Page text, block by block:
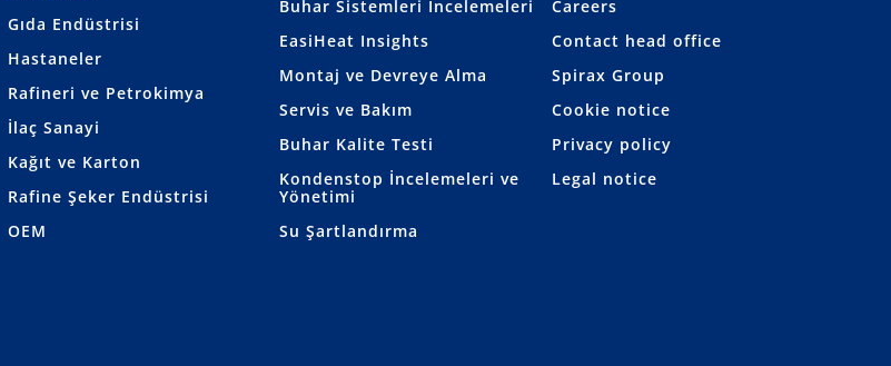
Gıda Endüstrisi
Hastaneler
Rafineri ve Petrokimya
İlaç Sanayi
Kağıt ve Karton
Rafine Şeker Endüstrisi
OEM
Buhar Sistemleri İncelemeleri
EasiHeat Insights
Montaj ve Devreye Alma
Servis ve Bakım
Buhar Kalite Testi
Kondenstop İncelemeleri ve
Yönetimi
Su Şartlandırma
Careers
Contact head office
Spirax Group
Cookie notice
Privacy policy
Legal notice